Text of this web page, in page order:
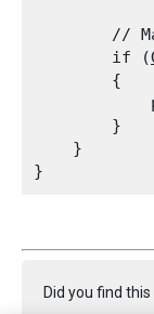
//
        if (
        {
        }
    }
Did you find